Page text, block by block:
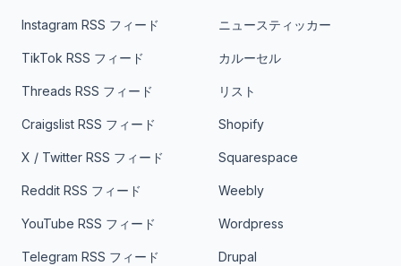
Instagram RSS フィード
TikTok RSS フィード
Threads RSS フィード
Craigslist RSS フィード
X / Twitter RSS フィード
Reddit RSS フィード
YouTube RSS フィード
Telegram RSS フィード
ニュースティッカー
カルーセル
リスト
Shopify
Squarespace
Weebly
Wordpress
Drupal